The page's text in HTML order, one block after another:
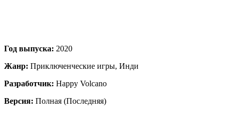
Год выпуска: 2020
Жанр: Приключенческие игры, Инди
Разработчик: Happy Volcano
Версия: Полная (Последняя)